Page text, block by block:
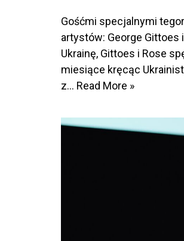
Gośćmi specjalnymi
artystów: George Gittoes
Ukrainę, Gittoes i Rose
miesiące kręcąc
z… Read More »